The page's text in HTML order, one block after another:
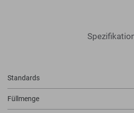
Standards
Füllmenge